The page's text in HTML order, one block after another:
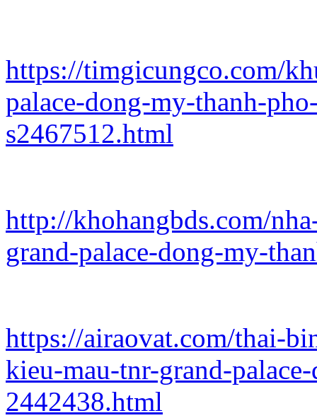
https://timgicungco.com/
palace-dong-my-thanh-
s2467512.html
http://khohangbds.com/
grand-palace-dong-my-
https://airaovat.com/thai-
kieu-mau-tnr-grand-
2442438.html